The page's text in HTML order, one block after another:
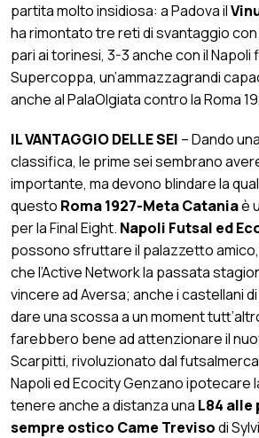
partita molto insidiosa: a Padova il
ha rimontato tre reti di svantaggio con
pari ai torinesi, 3-3 anche con il Napoli
Supercoppa, un’ammazzagrandi
anche al PalaOlgiata contro la Roma
IL VANTAGGIO DELLE SEI – Dando
classifica, le prime sei sembrano
importante, ma devono blindare la
questo Roma 1927-Meta Cataniaè
per la Final Eight. Napoli Futsal ed
possono sfruttare il palazzetto
che l’Active Network la passata
vincere ad Aversa; anche i castellani
dare una scossa a un moment
farebbero bene ad attenzionare il
Scarpitti, rivoluzionato dal
Napoli ed Ecocity Genzano ipotecare
tenere anche a distanza una L84 alle
sempre ostico Came Trevisodi